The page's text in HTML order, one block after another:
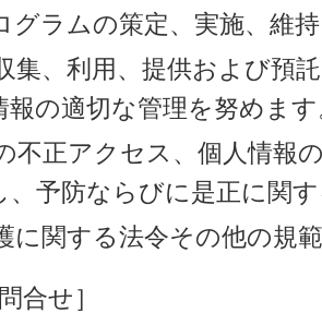
グラムの策定、実施、維
集、利用、提供および預
報の適切な管理を努めま
不正アクセス、個人情報
、予防ならびに是正に関
に関する法令その他の規
合せ］